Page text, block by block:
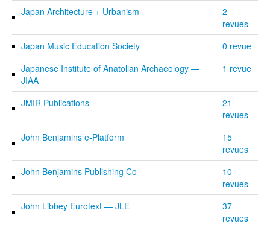
Japan Architecture + Urbanism
2
revues
Japan Music Education Society
0 revue
Japanese Institute of Anatolian Archaeology —
JIAA
1 revue
JMIR Publications
21
revues
John Benjamins e-Platform
15
revues
John Benjamins Publishing Co
10
revues
John Libbey Eurotext — JLE
37
revues